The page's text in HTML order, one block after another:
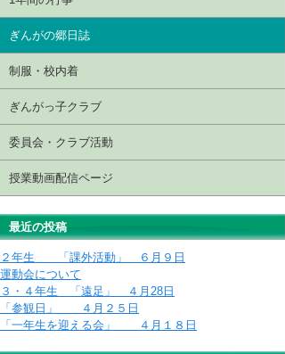
ぎんがの郷日誌
制服・校内着
ぎんがっ子クラブ
委員会・クラブ活動
授業動画配信ページ
最近の投稿
２年生 「課外活動」 ６月９日
運動会について
３・４年生 「遠足」 ４月28日
「参観日」 ４月２５日
「一年生を迎える会」 ４月１８日